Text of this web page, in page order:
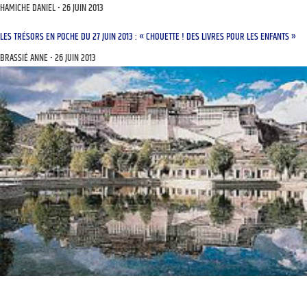
HAMICHE DANIEL 26 JUIN 2013
LES TRÉSORS EN POCHE DU 27 JUIN 2013 : « CHOUETTE ! DES LIVRES POUR LES ENFANTS »
BRASSIÉ ANNE 26 JUIN 2013